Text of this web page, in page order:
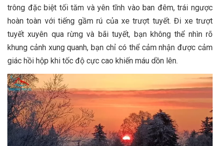
trông đặc biệt tối tăm và yên tĩnh vào ban đêm, trái ngược
hoàn toàn với tiếng gầm rú của xe trượt tuyết. Đi xe trượt
tuyết xuyên qua rừng và bãi tuyết, bạn không thể nhìn rõ
khung cảnh xung quanh, bạn chỉ có thể cảm nhận được cảm
giác hồi hộp khi tốc độ cực cao khiến máu dồn lên.